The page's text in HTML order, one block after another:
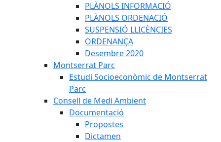
PLÀNOLS INFORMACIÓ
PLÀNOLS ORDENACIÓ
SUSPENSIÓ LLICÈNCIES
ORDENANÇA
Desembre 2020
Montserrat Parc
Estudi Socioeconòmic de Montserrat
Parc
Consell de Medi Ambient
Documentació
Propostes
Dictamen